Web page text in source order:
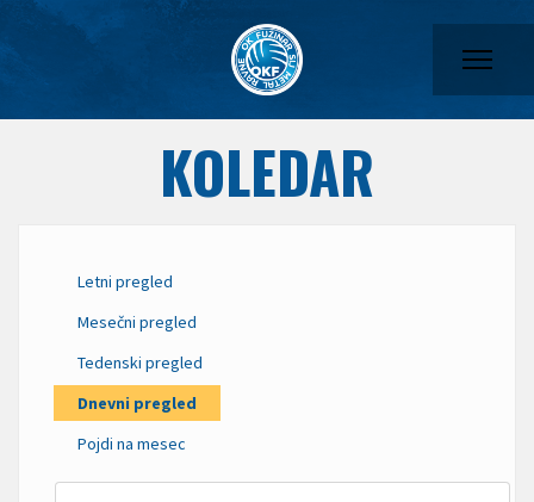
KOLEDAR
Letni pregled
Mesečni pregled
Tedenski pregled
Dnevni pregled
Pojdi na mesec